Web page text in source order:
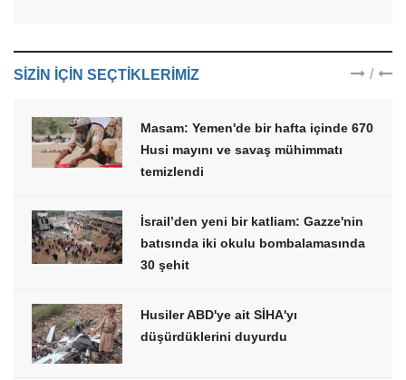
SIZIN IÇIN SEÇTIKLERIMIZ /
Masam: Yemen'de bir hafta içinde 670
Husi mayını ve savaş mühimmatı
temizlendi
İsrail’den yeni bir katliam: Gazze'nin
batısında iki okulu bombalamasında
30 şehit
Husiler ABD'ye ait SİHA'yı
düşürdüklerini duyurdu